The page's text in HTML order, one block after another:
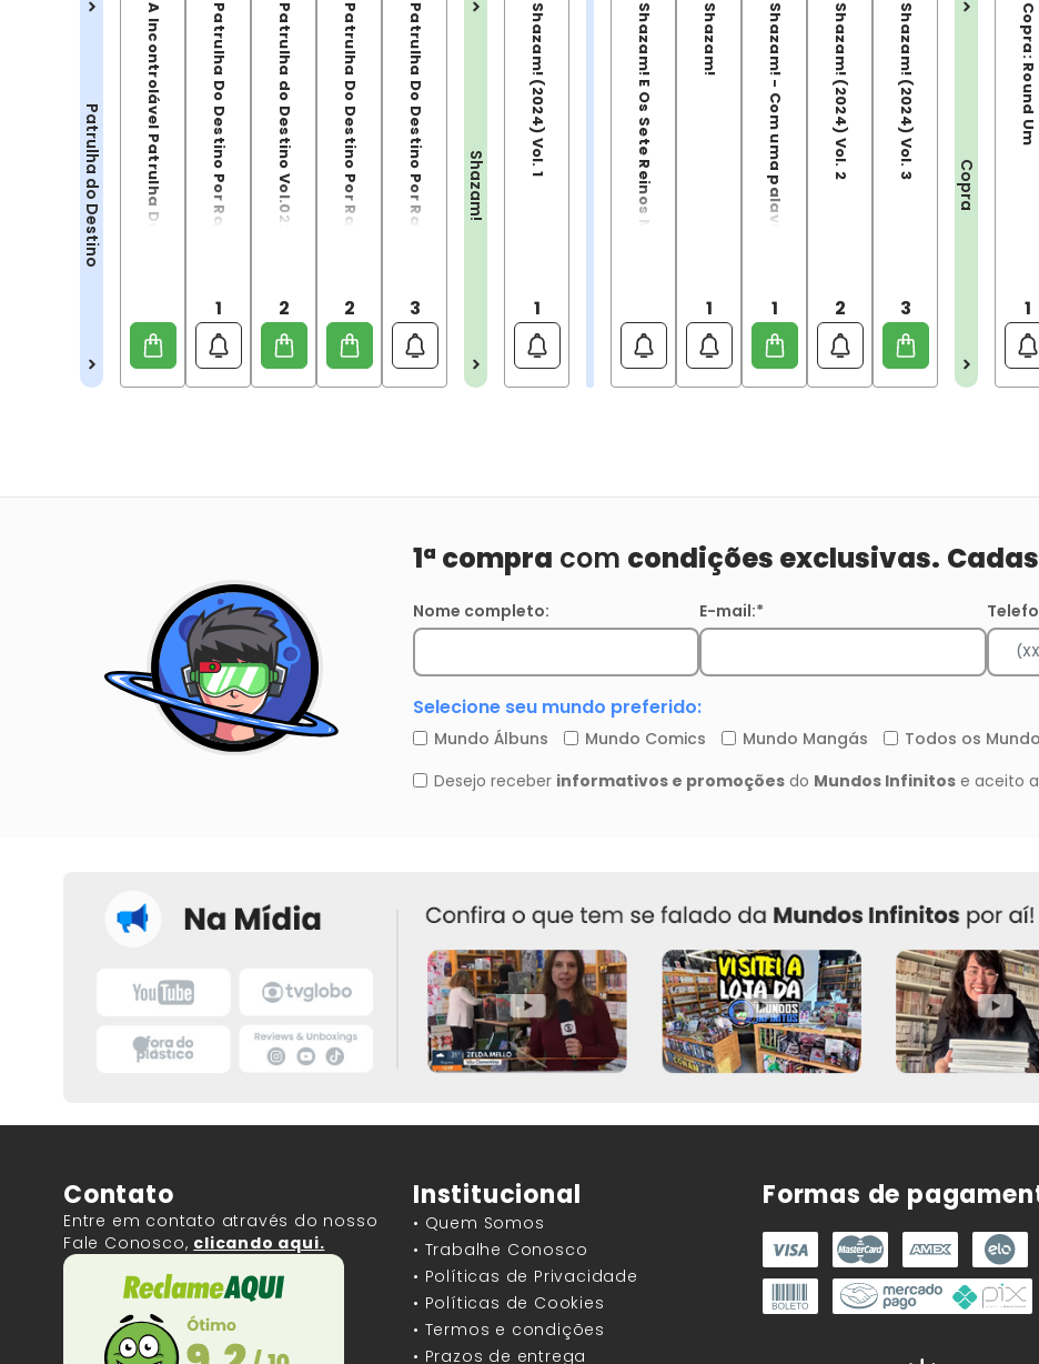
Patrulha do Destino A Incontrolável Patrulha Do DestinoPatrulha Do Destino Por Rachel Pollack Vol. 1
1
Patrulha do Destino Vol.02: Nada
2 Patrulha Do Destino Por Rachel Pollack - Edição De Luxo Vol. 2
2 Patrulha Do Destino Por Rachel Pollack - Edição De Luxo Vol. 3
3
Shazam!
Shazam! (2024) Vol. 1
1
Shazam! E Os Sete Reinos Mágicos Shazam!
1 Shazam! - Com uma palavra mágica
1
Shazam! (2024) Vol. 2
2
Shazam! (2024) Vol. 3
3
Copra
Copra: Round Um
1
Contato
Entre em contato através do nosso
Fale Conosco, clicando aqui.
Institucional
• Quem Somos
• Trabalhe Conosco
• Políticas de Privacidade
• Políticas de Cookies
• Termos e condições
• Prazos de entrega
Formas de